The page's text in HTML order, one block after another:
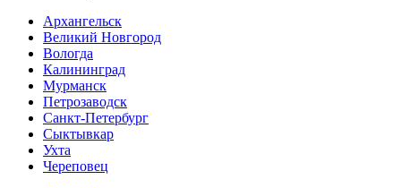
Архангельск
Великий Новгород
Вологда
Калининград
Мурманск
Петрозаводск
Санкт-Петербург
Сыктывкар
Ухта
Череповец